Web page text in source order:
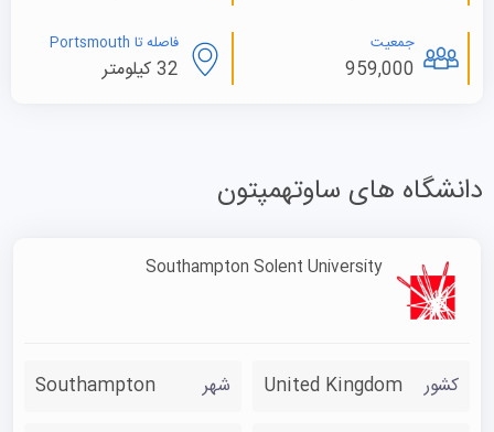
جمعیت
959,000
فاصله تا Portsmouth
32 کیلومتر
دانشگاه های ساوتهمپتون
Southampton Solent University
کشور United Kingdom شهر Southampton